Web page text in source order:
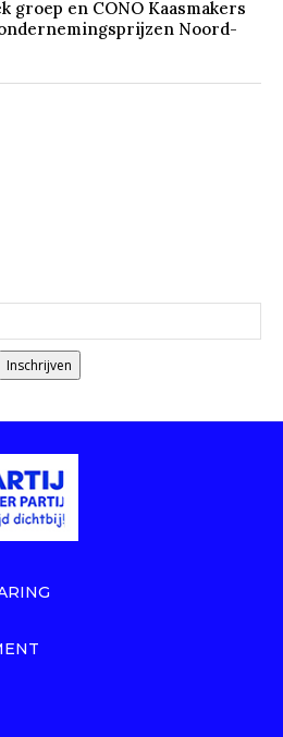
groep en CONO Kaasmakers
Noord-
Inschrijven